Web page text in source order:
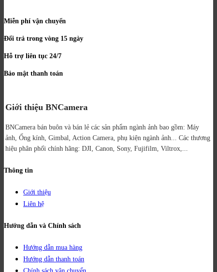
Miễn phí vận chuyển
Đổi trả trong vòng 15 ngày
Hỗ trợ liên tục 24/7
Bảo mật thanh toán
Giới thiệu BNCamera
BNCamera bán buôn và bán lẻ các sản phẩm ngành ảnh bao gồm: Máy
ảnh, Ống kính, Gimbal, Action Camera, phụ kiện ngành ảnh... Các thương
hiệu phân phối chính hãng: DJI, Canon, Sony, Fujifilm, Viltrox,...
Thông tin
Giới thiệu
Liên hệ
Hướng dẫn và Chính sách
Hướng dẫn mua hàng
Hướng dẫn thanh toán